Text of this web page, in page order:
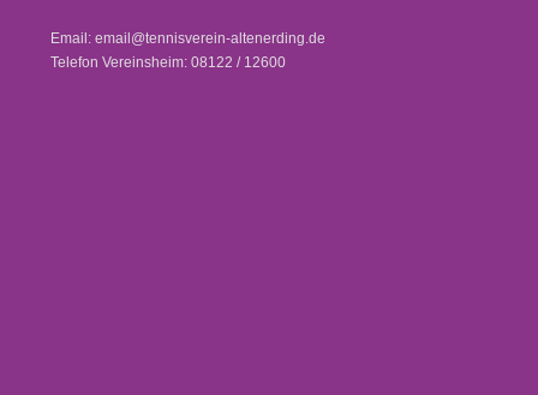
Email: email@tennisverein-altenerding.de
Telefon Vereinsheim: 08122 / 12600